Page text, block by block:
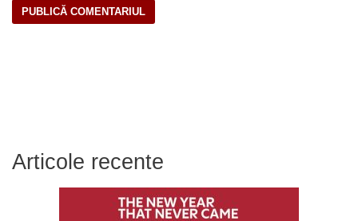
Articole recente